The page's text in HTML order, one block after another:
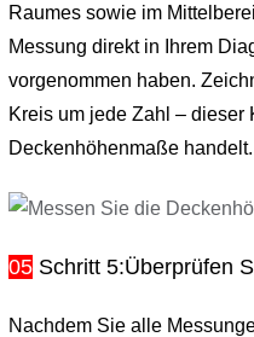
Raumes sowie im
Messung direkt in Ihrem
vorgenommen haben.
Kreis um jede Zahl – dieser
Deckenhöhenmaße handelt.
05 Schritt 5:Überprüfen
Nachdem Sie alle